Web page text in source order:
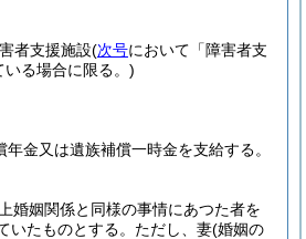
者支援施設(次号において「障害者支
いる場合に限る。)
金又は遺族補償一時金を支給する。
婚姻関係と同様の事情にあつた者を
たものとする。 ただし、妻(婚姻の